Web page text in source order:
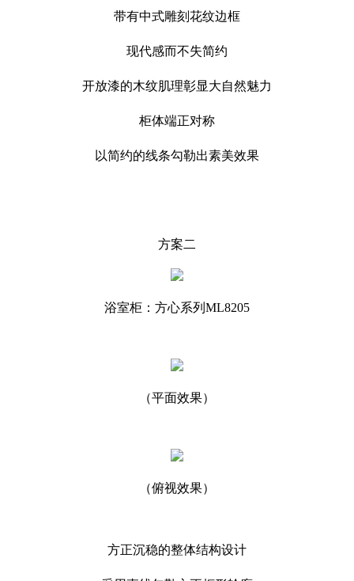
带有中式雕刻花纹边框
现代感而不失简约
开放漆的木纹肌理彰显大自然魅力
柜体端正对称
以简约的线条勾勒出素美效果
方案二
浴室柜：方心系列ML8205
（平面效果）
（俯视效果）
方正沉稳的整体结构设计